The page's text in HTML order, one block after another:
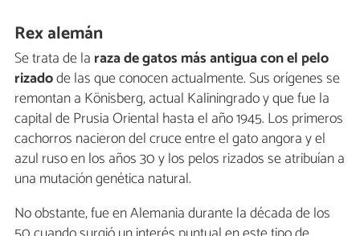
Rex alemán
Se trata de la raza de gatos más antigua con el pelo
rizadode las que conocen actualmente. Sus orígenes se
remontan a Könisberg, actual Kaliningrado y que fue la
capital de Prusia Oriental hasta el año 1945. Los primeros
cachorros nacieron del cruce entre el gato angora y el
azul ruso en los años 30 y los pelos rizados se atribuían a
una mutación genética natural.
No obstante, fue en Alemania durante la década de los